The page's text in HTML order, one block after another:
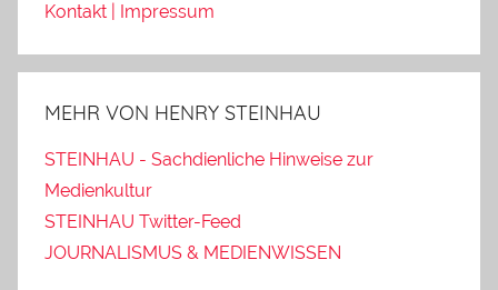
Kontakt | Impressum
MEHR VON HENRY STEINHAU
STEINHAU - Sachdienliche Hinweise zur
Medienkultur
STEINHAU Twitter-Feed
JOURNALISMUS & MEDIENWISSEN